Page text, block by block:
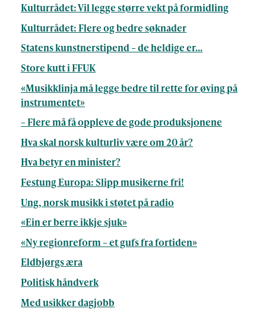
Kulturrådet: Vil legge større vekt på formidling
Kulturrådet: Flere og bedre søknader
Statens kunstnerstipend – de heldige er…
Store kutt i FFUK
«Musikklinja må legge bedre til rette for øving på
instrumentet»
– Flere må få oppleve de gode produksjonene
Hva skal norsk kulturliv være om 20 år?
Hva betyr en minister?
Festung Europa: Slipp musikerne fri!
Ung, norsk musikk i støtet på radio
«Ein er berre ikkje sjuk»
«Ny regionreform – et gufs fra fortiden»
Eldbjørgs æra
Politisk håndverk
Med usikker dagjobb